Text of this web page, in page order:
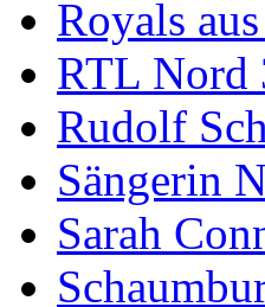
Royals
RTL Nord
Rudolf
Sängerin
Sarah